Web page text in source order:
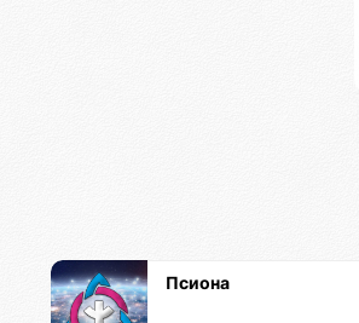
Псиона